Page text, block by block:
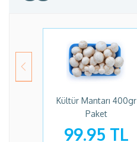
Kültür Mantarı 400gr
Paket
99.95 TL